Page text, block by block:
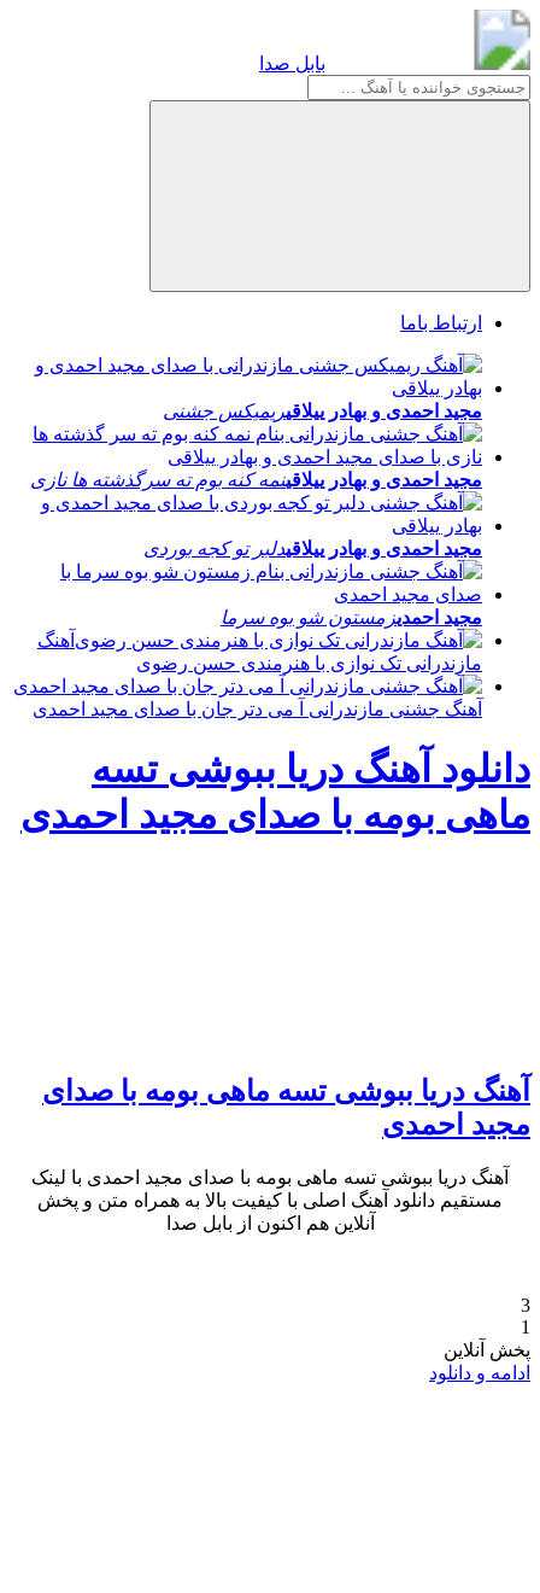
بابل صدا
ارتباط باما
مجید احمدی و بهادر ییلاقیریمیکس جشنی
مجید احمدی و بهادر ییلاقینمه کنه بوم ته سرگذشته ها نازی
مجید احمدی و بهادر ییلاقیدلبر تو کجه بوردی
مجید احمدیزمستون شو بوه سرما
آهنگ
مازندرانی تک نوازی با هنرمندی حسن رضوی
آهنگ جشنی مازندرانی آ می دتر جان با صدای مجید احمدی
دانلود آهنگ دریا ببوشی تسه
ماهی بومه با صدای مجید احمدی
آهنگ دریا ببوشی تسه ماهی بومه با صدای
مجید احمدی
آهنگ دریا ببوشی تسه ماهی بومه با صدای مجید احمدی با لینک
مستقیم دانلود آهنگ اصلی با کیفیت بالا به همراه متن و پخش
آنلاین هم اکنون از بابل صدا
3
1
پخش آنلاین
ادامه و دانلود